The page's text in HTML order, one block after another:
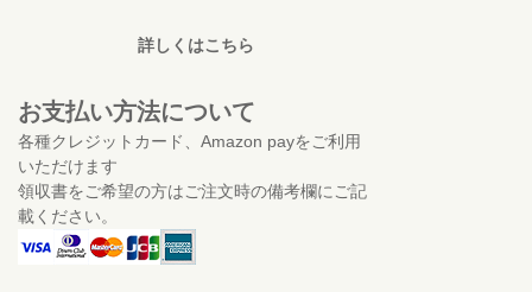
詳しくはこちら
お支払い方法について
各種クレジットカード、Amazon payをご利用
いただけます
領収書をご希望の方はご注文時の備考欄にご記
載ください。